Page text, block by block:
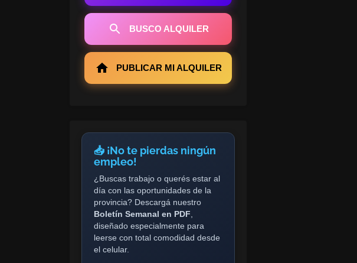
BUSCO ALQUILER
PUBLICAR MI ALQUILER
📥 ¡No te pierdas ningún
empleo!
¿Buscas trabajo o querés estar al
día con las oportunidades de la
provincia? Descargá nuestro
Boletín Semanal en PDF
diseñado especialmente para
leerse con total comodidad desde
el celular.